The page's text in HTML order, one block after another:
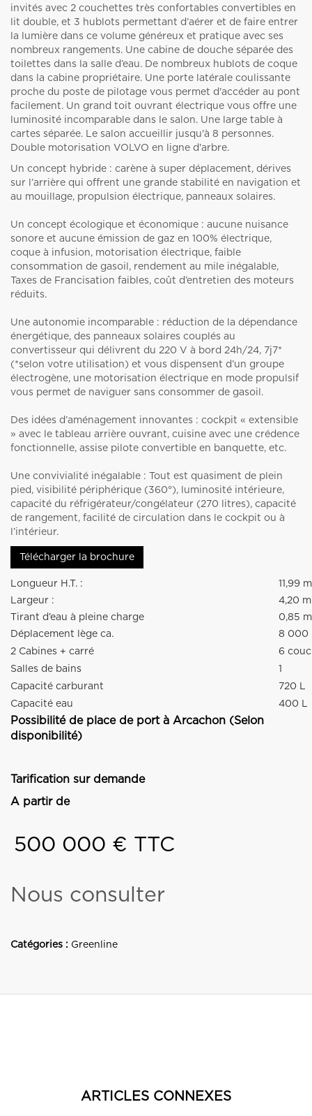
invités avec 2 couchettes très confortables convertibles en
lit double, et 3 hublots permettant d’aérer et de faire entrer
la lumière dans ce volume généreux et pratique avec ses
nombreux rangements. Une cabine de douche séparée des
toilettes dans la salle d’eau. De nombreux hublots de coque
dans la cabine propriétaire. Une porte latérale coulissante
proche du poste de pilotage vous permet d'accéder au pont
facilement. Un grand toit ouvrant électrique vous offre une
luminosité incomparable dans le salon. Une large table à
cartes séparée. Le salon accueillir jusqu'à 8 personnes.
Double motorisation VOLVO en ligne d'arbre.
Un concept hybride : carène à super déplacement, dérives
sur l’arrière qui offrent une grande stabilité en navigation et
au mouillage, propulsion électrique, panneaux solaires.
Un concept écologique et économique : aucune nuisance
sonore et aucune émission de gaz en 100% électrique,
coque à infusion, motorisation électrique, faible
consommation de gasoil, rendement au mile inégalable,
Taxes de Francisation faibles, coût d’entretien des moteurs
réduits.
Une autonomie incomparable : réduction de la dépendance
énergétique, des panneaux solaires couplés au
convertisseur qui délivrent du 220 V à bord 24h/24, 7j7*
(*selon votre utilisation) et vous dispensent d’un groupe
électrogène, une motorisation électrique en mode propulsif
vous permet de naviguer sans consommer de gasoil.
Des idées d’aménagement innovantes : cockpit « extensible
» avec le tableau arrière ouvrant, cuisine avec une crédence
fonctionnelle, assise pilote convertible en banquette, etc.
Une convivialité inégalable : Tout est quasiment de plein
pied, visibilité périphérique (360°), luminosité intérieure,
capacité du réfrigérateur/congélateur (270 litres), capacité
de rangement, facilité de circulation dans le cockpit ou à
l’intérieur.
Télécharger la brochure
Longueur H.T. :
11,99 m
Largeur :
4,20 m
Tirant d’eau à pleine charge
0,85 m
Déplacement lège ca.
8 000
2 Cabines + carré
6
Salles de bains
1
Capacité carburant
720 L
Capacité eau
400 L
Possibilité de place de port à Arcachon (Selon
disponibilité)
Tarification sur demande
A partir de
500 000 € TTC
Nous consulter
Catégories : Greenline
ARTICLES CONNEXES